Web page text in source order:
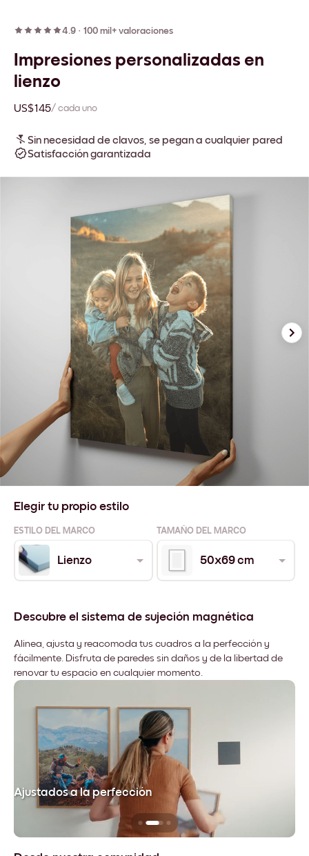
4.9 · 100 mil+ valoraciones
Impresiones personalizadas en
lienzo
US$145/ cada uno
Sin necesidad de clavos, se pegan a cualquier pared
Satisfacción garantizada
Elegir tu propio estilo
ESTILO DEL MARCO TAMAÑO DEL MARCO
Lienzo 50x69 cm
Descubre el sistema de sujeción magnética
Alinea, ajusta y reacomoda tus cuadros a la perfección y
fácilmente. Disfruta de paredes sin daños y de la libertad de
renovar tu espacio en cualquier momento.
Ajustados a la perfección